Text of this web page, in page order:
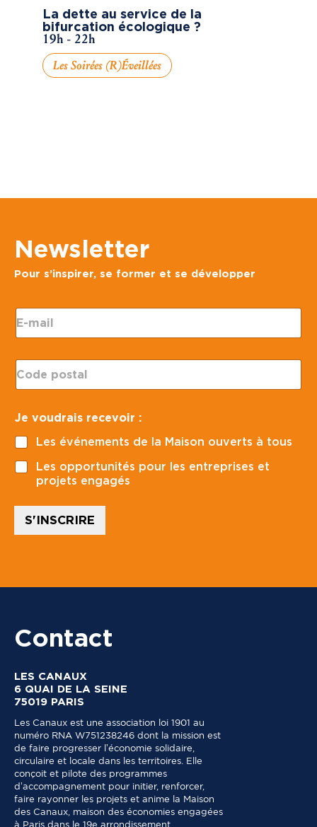
La dette au service de la
bifurcation écologique ?
19h - 22h
Les Soirées (R)éveillées
Newsletter
Pour s’inspirer, se former et se développer
o
u
r
a
i
E
-
m
a
i
o
d
s
E
-
m
l
*
C
o
d
p
o
s
t
a
Je voudrais recevoir :
Les événements de la Maison ouverts à tous
Les opportunités pour les entreprises et
projets engagés
S'INSCRIRE
Contact
LES CANAUX
6 QUAI DE LA SEINE
75019 PARIS
Les Canaux est une association loi 1901 au
numéro RNA W751238246 dont la mission est
de faire progresser l’économie solidaire,
circulaire et locale dans les territoires. Elle
conçoit et pilote des programmes
d’accompagnement pour initier, renforcer,
faire rayonner les projets et anime la Maison
des Canaux, maison des économies engagées
à Paris dans le 19e arrondissement.